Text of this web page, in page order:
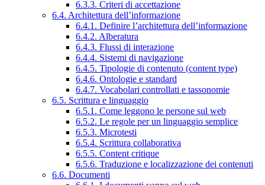
6.3.3. Criteri di accettazione
6.4. Architettura dell’informazione
6.4.1. Definire l’architettura dell’informazione
6.4.2. Alberatura
6.4.3. Flussi di interazione
6.4.4. Sistemi di navigazione
6.4.5. Tipologie di contenuto (content type)
6.4.6. Ontologie e standard
6.4.7. Vocabolari controllati e tassonomie
6.5. Scrittura e linguaggio
6.5.1. Come leggono le persone sul web
6.5.2. Le regole per un linguaggio semplice
6.5.3. Microtesti
6.5.4. Scrittura collaborativa
6.5.5. Content critique
6.5.6. Traduzione e localizzazione dei contenuti
6.6. Documenti